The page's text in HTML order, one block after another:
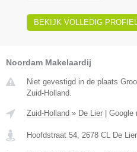
BEKIJK VOLLEDIG
Noordam Makelaardij
Niet gevestigd in de plaats
Zuid-Holland.
Zuid-Holland » De Lier Google
Hoofdstraat 54, 2678 CL De Lier